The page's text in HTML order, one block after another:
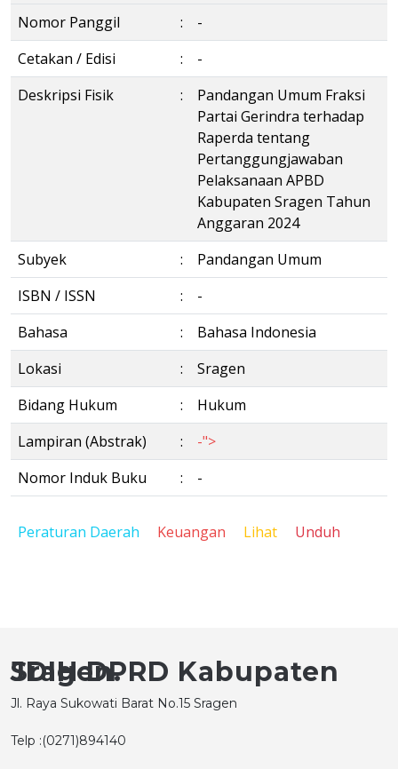
Nomor Panggil
:
-
Cetakan / Edisi
:
-
Deskripsi Fisik
:
Pandangan Umum Fraksi
Partai Gerindra terhadap
Raperda tentang
Pertanggungjawaban
Pelaksanaan APBD
Kabupaten Sragen Tahun
Anggaran 2024
Subyek
:
Pandangan Umum
ISBN / ISSN
:
-
Bahasa
:
Bahasa Indonesia
Lokasi
:
Sragen
Bidang Hukum
:
Hukum
Lampiran (Abstrak)
:
-">
Nomor Induk Buku
: -
Peraturan Daerah Keuangan Lihat Unduh
JDIH DPRD Kabupaten Sragen.
Jl. Raya Sukowati Barat No.15 Sragen
Telp :(0271)894140